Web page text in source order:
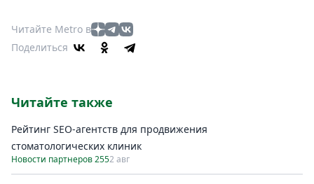
Читайте Metro в
Поделиться
Читайте также
Рейтинг SEO-агентств для продвижения
стоматологических клиник
Новости партнеров 2552 авг